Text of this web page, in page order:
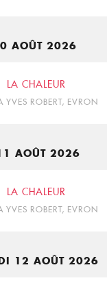
AOÛT 2026
LA CHALEUR
YVES ROBERT, EVRON
AOÛT 2026
LA CHALEUR
YVES ROBERT, EVRON
12 AOÛT 2026